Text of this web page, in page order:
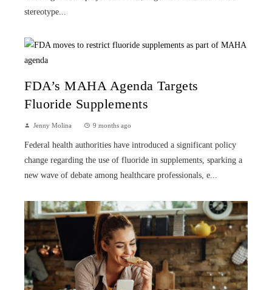
stereotype...
FDA’s MAHA Agenda Targets
Fluoride Supplements
Jenny Molina 9 months ago
Federal health authorities have introduced a significant policy
change regarding the use of fluoride in supplements, sparking a
new wave of debate among healthcare professionals, e...